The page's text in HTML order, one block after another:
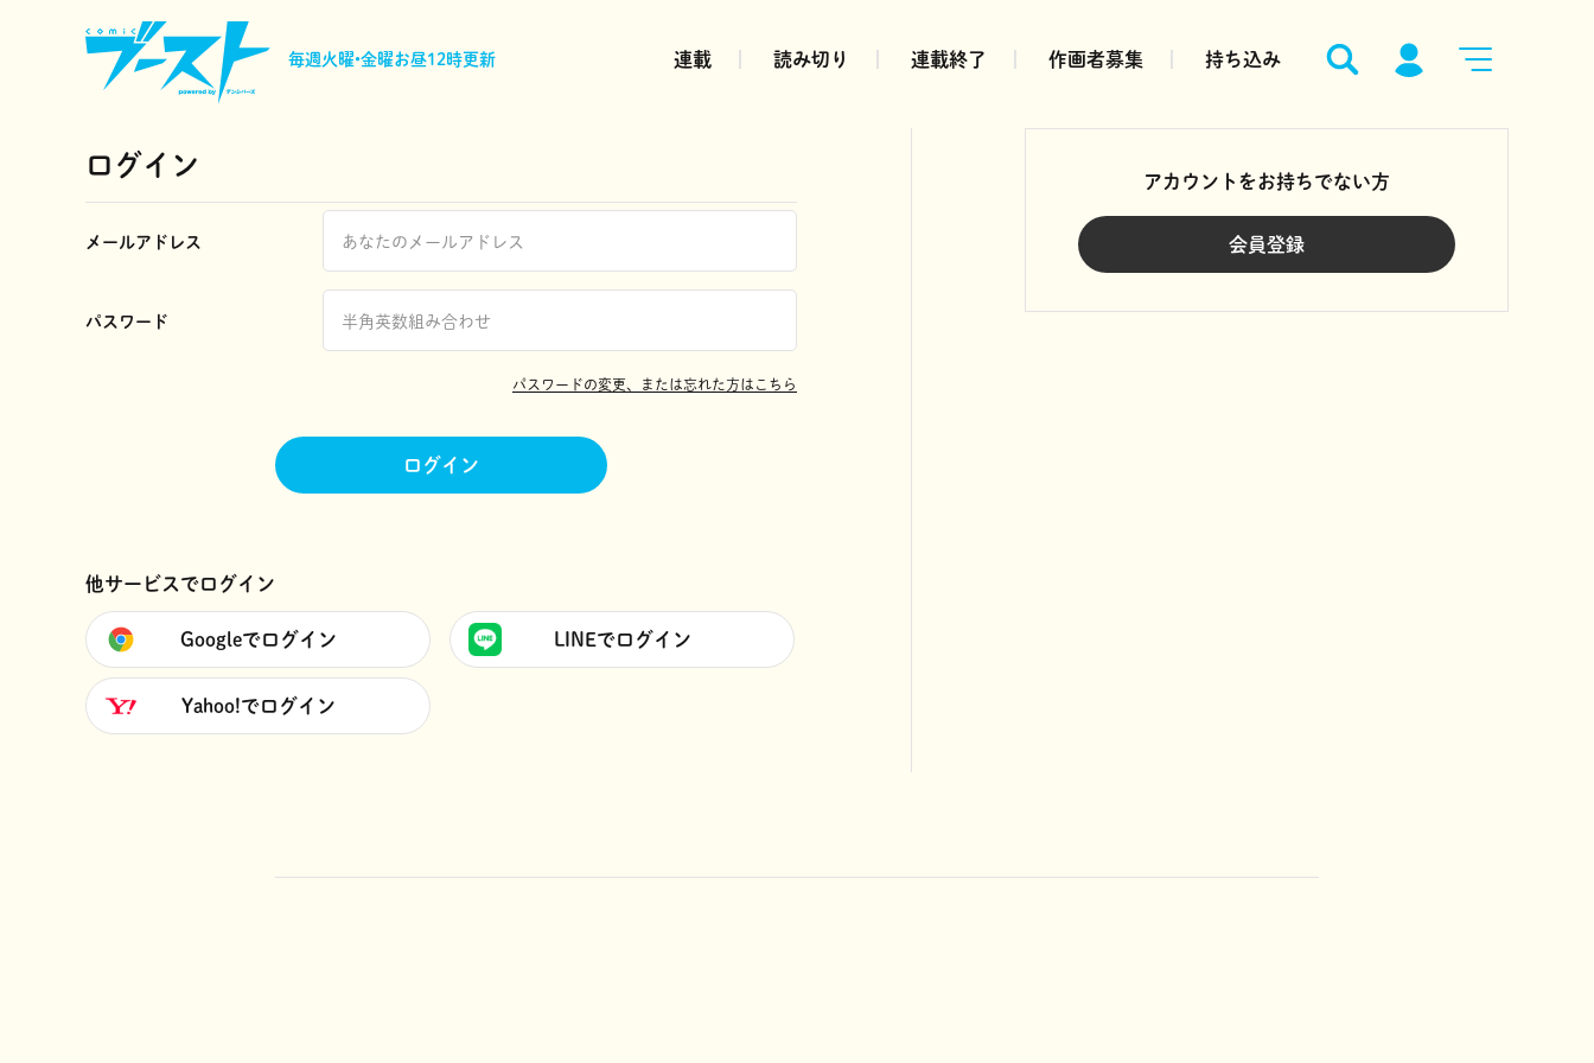
毎週火曜•金曜お昼12時更新 連載 読み切り 連載終了 作画者募集 持ち込み
ログイン
メールアドレス
パスワード
パスワードの変更、または忘れた方はこちら
ログイン
他サービスでログイン
Googleでログイン LINEでログイン
Yahoo!でログイン
アカウントをお持ちでない方
会員登録